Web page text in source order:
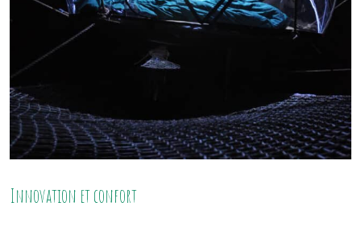
Innovation et confort